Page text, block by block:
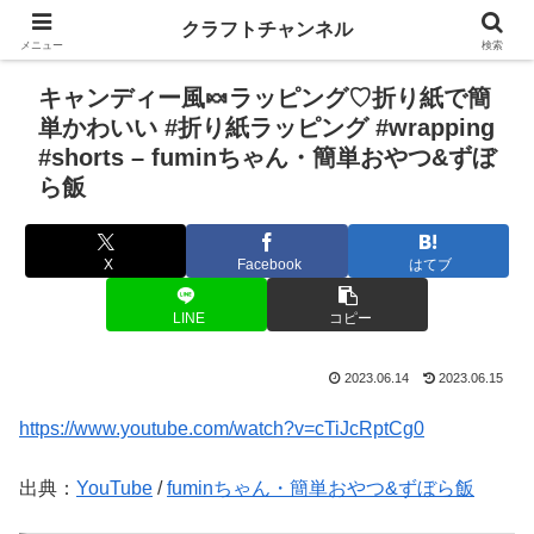
キャンディー風🍬ラッピング♡折り紙で簡
単かわいい #折り紙ラッピング #wrapping
#shorts – fuminちゃん・簡単おやつ&ずぼ
ら飯
X Facebook はてブ
LINE コピー
2023.06.14 2023.06.15
https://www.youtube.com/watch?v=cTiJcRptCg0
出典： YouTube /fuminちゃん・簡単おやつ&ずぼら飯
メニュー
クラフトチャンネル
検索